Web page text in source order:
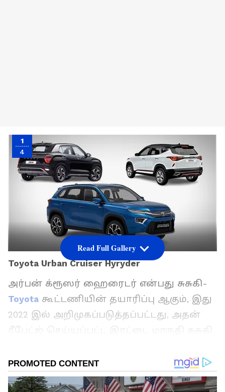
1
4
Toyota Urban Cruiser Hyryder
அர்பன் க்ரூஸர் ஹைரைடர் என்பது சுசுகி-
Toyota கூட்டணியின் தயாரிப்பு ஆகும், இது
2022 இல் அறிமுகப்படுத்தப்பட்டது, அதன்
சந்தையில் ரூ.11.14 லட்சம் முதல் ரூ.17.54
லட்சம் (எக்ஸ்-ஷோரூம்) வரையிலான
Read Full Gallery